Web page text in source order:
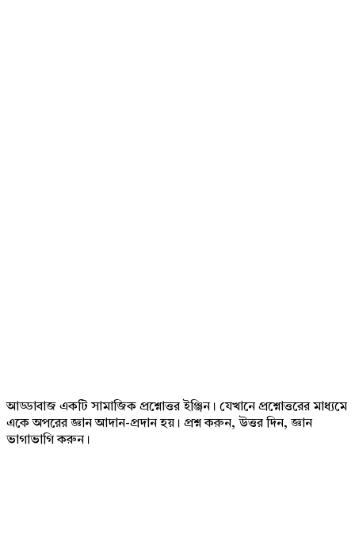
আড্ডাবাজ একটি সামাজিক প্রশ্নোত্তর ইঞ্জিন। যেখানে প্রশ্নোত্তরের মাধ্যমে
একে অপরের জ্ঞান আদান-প্রদান হয়। প্রশ্ন করুন, উত্তর দিন, জ্ঞান
ভাগাভাগি করুন।